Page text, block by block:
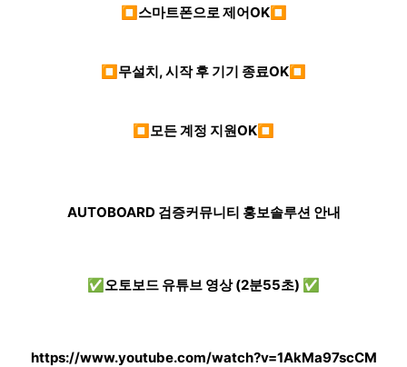
⏹스마트폰으로 제어OK⏹
⏹무설치, 시작 후 기기 종료OK⏹
⏹모든 계정 지원OK⏹
AUTOBOARD 검증커뮤니티 홍보솔루션 안내
✅오토보드 유튜브 영상 (2분55초) ✅
https://www.youtube.com/watch?v=1AkMa97scCM